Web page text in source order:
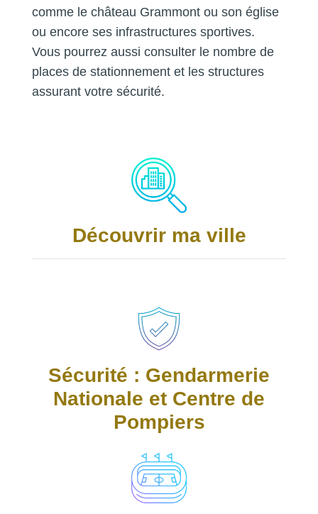
comme le château Grammont ou son église
ou encore ses infrastructures sportives.
Vous pourrez aussi consulter le nombre de
places de stationnement et les structures
assurant votre sécurité.
Découvrir ma ville
Sécurité : Gendarmerie
Nationale et Centre de
Pompiers